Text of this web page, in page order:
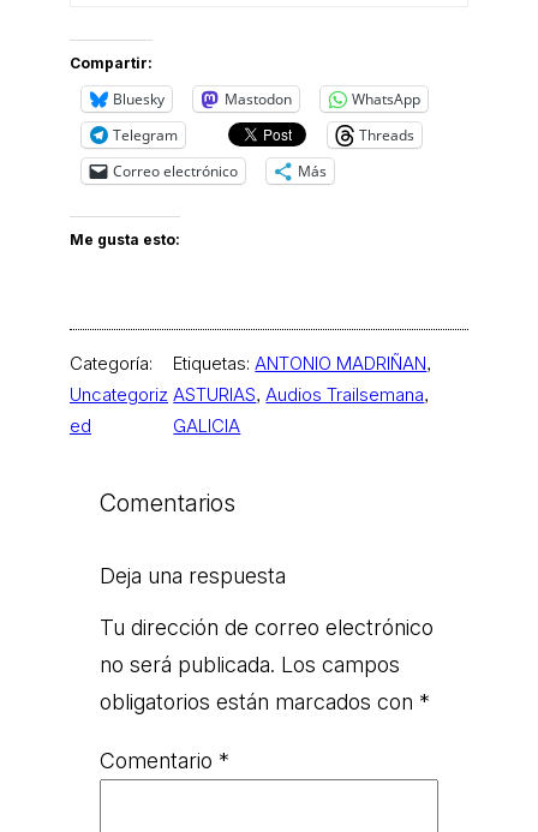
Compartir:
Bluesky Mastodon
WhatsApp
Telegram
Threads
Correo electrónico
Más
Me gusta esto:
Categoría:
Uncategoriz
ed
Etiquetas: ANTONIO MADRIÑAN
ASTURIAS, Audios Trailsemana
GALICIA
Comentarios
Deja una respuesta
Tu dirección de correo electrónico
no será publicada. Los campos
obligatorios están marcados con *
Comentario *